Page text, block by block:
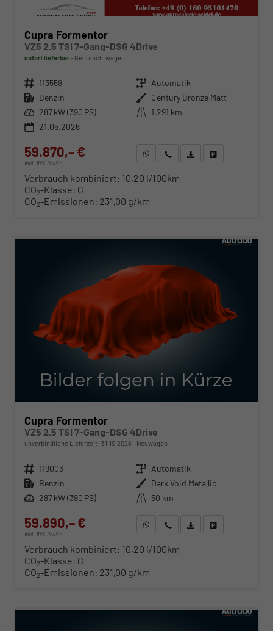
Cupra Formentor
VZ5 2.5 TSI 7-Gang-DSG 4Drive
sofort lieferbar Gebrauchtwagen
Fahrzeugnr. 113559 Getriebe Automatik
Kraftstoff Benzin Außenfarbe Century Bronze Matt
Leistung 287 kW (390 PS) Kilometerstand 1.291 km
21.05.2026
59.870,– €
incl. 19% MwSt.
WhatsApp anfragen
Wir rufen Sie anFahrzeugexposé (PDF)
Verbrauch kombiniert: 10,20 l/100km
CO2-Klasse: G
CO2-Emissionen: 231,00 g/km
Cupra Formentor
VZ5 2.5 TSI 7-Gang-DSG 4Drive
unverbindliche Lieferzeit: 31.10.2026 Neuwagen
Fahrzeugnr. 119003 Getriebe Automatik
Kraftstoff Benzin Außenfarbe Dark Void Metallic
Leistung 287 kW (390 PS) Kilometerstand 50 km
59.890,– €
incl. 19% MwSt.
WhatsApp anfragen
Wir rufen Sie anFahrzeugexposé (PDF)
Verbrauch kombiniert: 10,20 l/100km
CO2-Klasse: G
CO2-Emissionen: 231,00 g/km